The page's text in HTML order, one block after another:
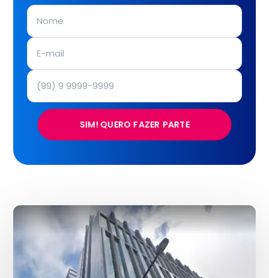
SIM! QUERO FAZER PARTE